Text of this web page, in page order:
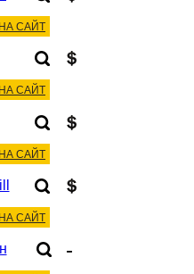
САЙТ
САЙТ
САЙТ
САЙТ
-